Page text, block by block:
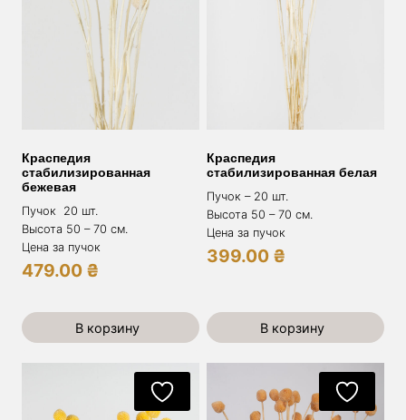
Краспедия
стабилизированная
бежевая
Пучок 20 шт.
Высота 50 – 70 см.
Цена за пучок
479.00 ₴
В корзину
Краспедия
стабилизированная белая
Пучок – 20 шт.
Высота 50 – 70 см.
Цена за пучок
399.00 ₴
В корзину